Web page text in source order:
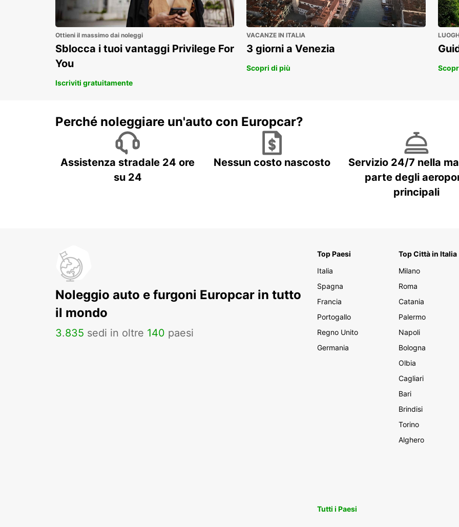
Ottieni il massimo dai noleggi
Sblocca i tuoi vantaggi Privilege For
You
Iscriviti gratuitamente
VACANZE IN ITALIA
3 giorni a Venezia
Scopri di più
Perché noleggiare un'auto con Europcar?
Assistenza stradale 24 ore
su 24
Nessun costo nascosto
Servizio 24/7 nella
parte degli
principali
Noleggio auto e furgoni Europcar in tutto
il mondo
3.835 sedi in oltre 140 paesi
Top Paesi
Italia
Spagna
Francia
Portogallo
Regno Unito
Germania
Top Città in Italia
Milano
Roma
Catania
Palermo
Napoli
Bologna
Olbia
Cagliari
Bari
Brindisi
Torino
Alghero
Tutti i Paesi